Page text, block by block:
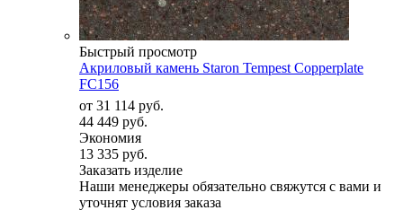
Быстрый просмотр
Акриловый камень Staron Tempest Copperplate
FС156
от 31 114 руб.
44 449 руб.
Экономия
13 335 руб.
Заказать изделие
Наши менеджеры обязательно свяжутся с вами и
уточнят условия заказа